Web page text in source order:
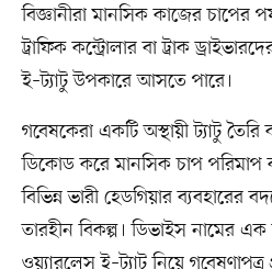
বিজ্ঞানীরা মানসিক কাজের চাপের
ট্রাফিক কন্ট্রোলার বা ট্রাক
ই–ট্যাটু উপকারে আসতে পারে।
গবেষকেরা একটি অস্থায়ী ট্যাটু তৈরি
ডিকোড করে মানসিক চাপ পরিমাপ
বিভিন্ন ভারী হেডগিয়ার ব্যবহারের
তারহীন বিকল্প। ডিভাইস নামের এক
ওয়্যারলেস ই–ট্যাটু নিয়ে গবেষণাপত্র